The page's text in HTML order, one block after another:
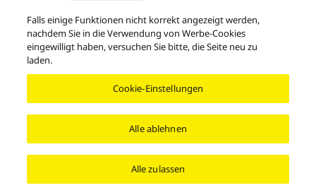
Produkte Reference Class SU-R1000
Facebook X YouTube
Instagram
Nutzungsbedingungen
Datenschutzerklärung
Cookie-Richtlinie
Impressum
GESETZLICHE GEWÄHRLEISTUNG
Area/Country
Copyright © 2026 Panasonic Schweiz - Alle Rechte vorbehalten.
Falls einige Funktionen nicht korrekt angezeigt werden,
nachdem Sie in die Verwendung von Werbe-Cookies
eingewilligt haben, versuchen Sie bitte, die Seite neu zu
laden.
Cookie-Einstellungen
Alle ablehnen
Alle zulassen